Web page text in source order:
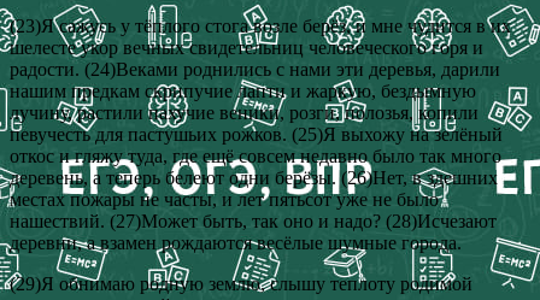
(23)Я сажусь у тёплого стога возле берёз, и мне чудится в их
шелесте укор вечных свидетельниц человеческого горя и
радости. (24)Веками роднились с нами эти деревья, дарили
нашим предкам скрипучие лапти и жаркую, бездымную
лучину, растили пахучие веники, розги, полозья, копили
певучесть для пастушьих рожков. (25)Я выхожу на зелёный
откос и гляжу туда, где ещё совсем недавно было так много
деревень, а теперь белеют одни берёзы. (26)Нет, в здешних
местах пожары не часты, и лет пятьсот уже не было
нашествий. (27)Может быть, так оно и надо? (28)Исчезают
деревни, а взамен рождаются весёлые шумные города.
(29)Я обнимаю родную землю, слышу теплоту родимой